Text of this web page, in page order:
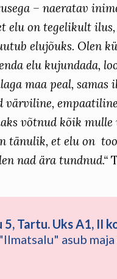
– naeratav
on tegelikult
elujõuks. Olen
elu kujundada,
maa peal, samas
värviline,
võtnud kõik
tänulik, et elu on
nad ära tundnud.“
Tartu. Uks A1, II
asub maja